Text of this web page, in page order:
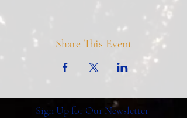
Share This Event
Sign Up for Our Newsletter